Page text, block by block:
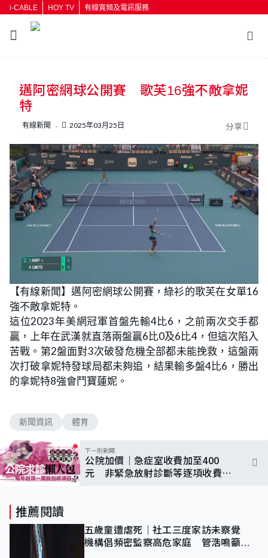
i-CABLE HOY TV 有線寬頻及電訊服務
按輸入鍵開始搜尋
邁阿密網球公開賽 歌芙16強不敵拿妮
特
有線新聞 2025年03月25日 分享
【有線新聞】邁阿密網球公開賽，綠衫的歌芙在女單16
強不敵拿妮特。
這位2023年美網冠軍首盤先輸4比6，之前兩次交手都
贏，上年在武漢就直落兩盤贏6比0及6比4，但這次陷入
苦戰。第2盤面對3次破發危機全部都未能挽救，這盤兩
次打破拿妮特發球局都未夠追，結果輸多盤4比6，勝出
的拿妮特8強會鬥寶蓮妮。
新聞資訊 體育
下一則新聞
公院加價｜急症室收費加至400
元 非緊急放射診斷等逐項收費
推薦閱讀
五歲童遭虐死｜社工三度家訪未察覺
機構倡頻密監察高危家庭 管浩鳴籲加